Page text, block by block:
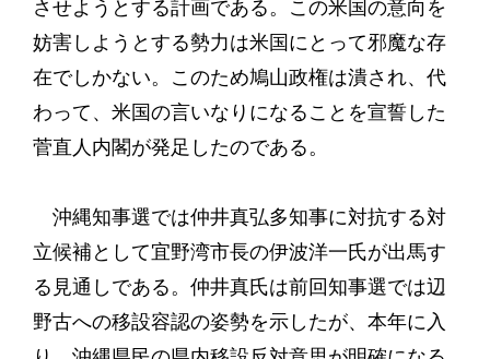
させようとする計画である。この米国の意向を
妨害しようとする勢力は米国にとって邪魔な存
在でしかない。このため鳩山政権は潰され、代
わって、米国の言いなりになることを宣誓した
菅直人内閣が発足したのである。
沖縄知事選では仲井真弘多知事に対抗する対
立候補として宜野湾市長の伊波洋一氏が出馬す
る見通しである。仲井真氏は前回知事選では辺
野古への移設容認の姿勢を示したが、本年に入